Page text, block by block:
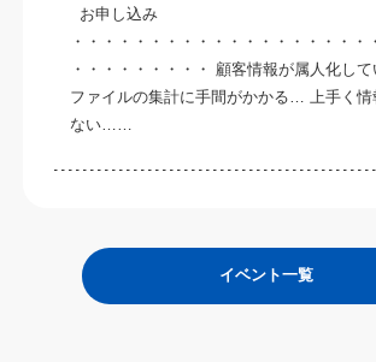
お申し込み
・・・・・・・・・・・・・・・・・・・
・・・・・・・・・ 顧客情報が属人化し
ファイルの集計に手間がかかる… 上手く情
ない……
イベント一覧